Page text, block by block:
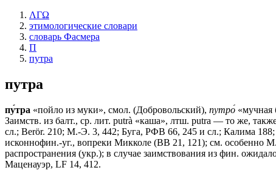
ΛΓΩ
этимологические словари
словарь Фасмера
П
путра
путра
пу́тра «пойло из муки», смол. (Добровольский), путро́ «мучная
Заимств. из балт., ср. лит. putrà «каша», лтш. putra — то же,
сл.; Веrör. 210; М.-Э. 3, 442; Буга, РФВ 66, 245 и сл.; Калима 188;
исконнофин.-уг., вопреки Микколе (ВВ 21, 121); см. особенно
распространения (укр.); в случае заимствования из фин.
Маценауэр, LF 14, 412.